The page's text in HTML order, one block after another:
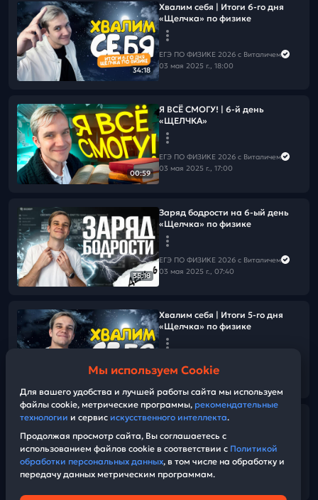
34:18
Хвалим себя | Итоги 6-го дня
«Щелчка» по физике
ЕГЭ ПО ФИЗИКЕ 2026 с Виталичем
03 мая 2025 г., 18:00
00:59
Я ВСЁ СМОГУ! | 6-й день
«ЩЕЛЧКА»
ЕГЭ ПО ФИЗИКЕ 2026 с Виталичем
03 мая 2025 г., 17:00
35:18
Заряд бодрости на 6-ый день
«Щелчка» по физике
ЕГЭ ПО ФИЗИКЕ 2026 с Виталичем
03 мая 2025 г., 07:40
Хвалим себя | Итоги 5-го дня
«Щелчка» по физике
02 мая 2025 г., 18:00
Найди баланс | 5-й день
ЕГЭ ПО ФИЗИКЕ 2026 с Виталичем
02 мая 2025 г., 15:00
Мы используем Cookie
Для вашего удобства и лучшей работы сайта мы используем
файлы cookie, метрические программы, рекомендательные
технологии и сервис искусственного интеллекта.
Продолжая просмотр сайта, Вы соглашаетесь с
использованием файлов cookie в соответствии с Политикой
обработки персональных данных, в том числе на обработку и
передачу данных метрическим программам.